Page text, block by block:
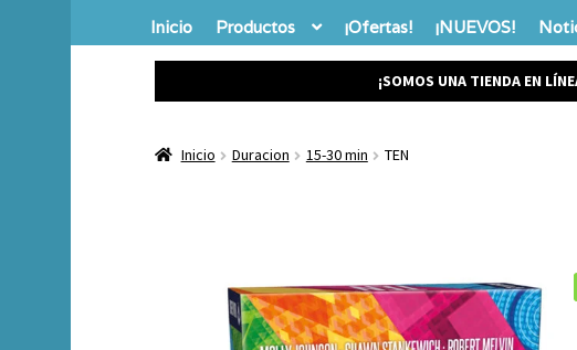
Inicio Productos ¡Ofertas! ¡NUEVOS!
¡SOMOS UNA TIENDA EN
Inicio Duracion 15-30 min TEN